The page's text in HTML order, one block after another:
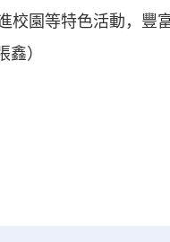
校園等特色活動，豐
）